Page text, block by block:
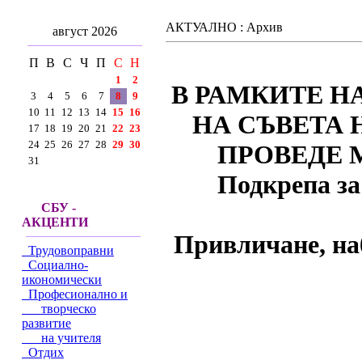
август 2026
П В С Ч П С Н
1
2
3
4 5 6 7 8
9
10 11 12 13 14 15 16
17 18 19 20 21 22 23
24 25 26 27 28 29 30
31
СБУ -
АКЦЕНТИ
Трудовоправни
Социално-
икономически
Професионално и
творческо
развитие
на учителя
Отдих
АКТУАЛНО : Архив
В РАМКИТЕ
НА СЪВЕТА
ПРОВЕДЕ
Подкрепа
Привличане,